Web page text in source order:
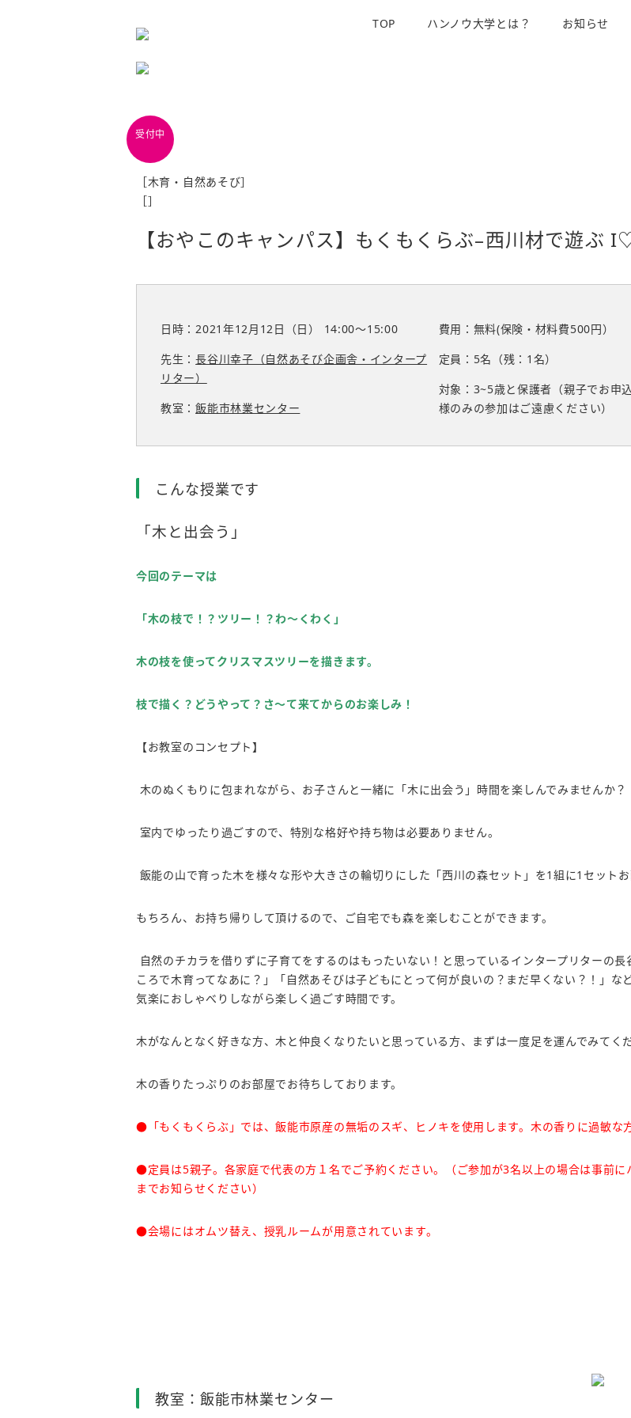
TOP ハンノウ大学とは？ お知らせ
［木育・自然あそび］
［］
【おやこのキャンパス】もくもくらぶ–西川材で遊ぶ
日時：2021年12月12日（日） 14:00〜15:00
先生：長谷川幸子（自然あそび企画舎・インタープ
リター）
教室：飯能市林業センター
費用：無料(保険・材料費500円）
定員：5名（残：1名）
対象：3~5歳と保護者（親子でお申
様のみの参加はご遠慮ください）
こんな授業です
「木と出会う」
今回のテーマは
「木の枝で！？ツリー！？わ～くわく」
木の枝を使ってクリスマスツリーを描きます。
枝で描く？どうやって？さ～て来てからのお楽しみ！
【お教室のコンセプト】
木のぬくもりに包まれながら、お子さんと一緒に「木に出会う」時間を楽しんでみませんか？
室内でゆったり過ごすので、特別な格好や持ち物は必要ありません。
飯能の山で育った木を様々な形や大きさの輪切りにした「西川の森セット」を1組に1セットお
もちろん、お持ち帰りして頂けるので、ご自宅でも森を楽しむことができます。
自然のチカラを借りずに子育てをするのはもったいない！と思っているインタープリターの長
ころで木育ってなあに？」「自然あそびは子どもにとって何が良いの？まだ早くない？！」な
気楽におしゃべりしながら楽しく過ごす時間です。
木がなんとなく好きな方、木と仲良くなりたいと思っている方、まずは一度足を運んでみてくだ
木の香りたっぷりのお部屋でお待ちしております。
●「もくもくらぶ」では、飯能市原産の無垢のスギ、ヒノキを使用します。木の香りに過敏な
●定員は5親子。各家庭で代表の方１名でご予約ください。（ご参加が3名以上の場合は事前に
までお知らせください）
●会場にはオムツ替え、授乳ルームが用意されています。
教室：飯能市林業センター